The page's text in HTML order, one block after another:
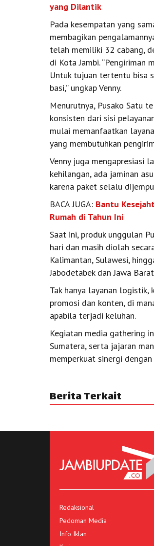
yang Dilantik
Pada kesempatan yang
membagikan
telah memiliki 32 cabang,
di Kota Jambi. “Pengiriman
Untuk tujuan tertentu bisa
basi,” ungkap Venny.
Menurutnya, Pusako Satu
konsisten dari sisi
mulai memanfaatkan
yang membutuhkan
Venny juga mengapresiasi
kehilangan, ada jaminan
karena paket selalu
BACA JUGA: Bantu
Rumah di Tahun Ini
Saat ini, produk unggulan
hari dan masih diolah
Kalimantan, Sulawesi,
Jabodetabek dan Jawa
Tak hanya layanan logistik,
promosi dan konten, di
apabila terjadi keluhan.
Kegiatan media gathering
Sumatera, serta jajaran
memperkuat sinergi
Berita Terkait
Redaksional
Pedoman Media
Info Iklan